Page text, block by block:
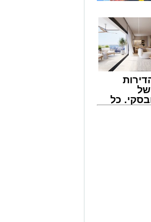
פעילות
ממציאות
וכלכליים
של
כל